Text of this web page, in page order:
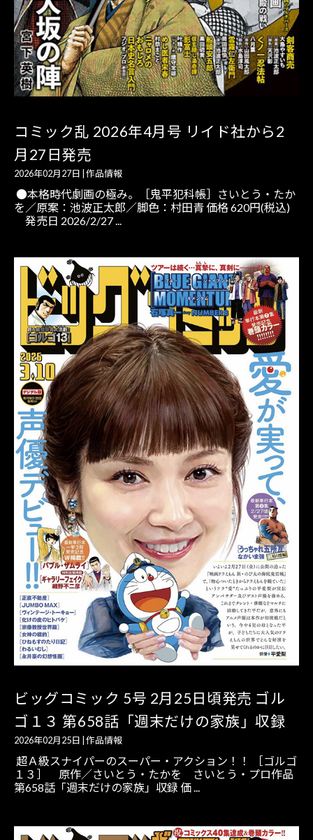
コミック乱 2026年4月号 リイド社から2
月27日発売
2026年02月27日 |作品情報
●本格時代劇画の極み。［鬼平犯科帳］さいとう・たか
を／原案：池波正太郎／脚色：村田青 価格 620円(税込)
発売日 2026/2/27 ...
ビッグコミック 5号 2月25日頃発売 ゴル
ゴ１３ 第658話「週末だけの家族」収録
2026年02月25日 作品情報
超Ａ級スナイパーのスーパー・アクション！！ ［ゴルゴ
１３］ 原作／さいとう・たかを さいとう・プロ作品
第658話「週末だけの家族」収録 価 ...